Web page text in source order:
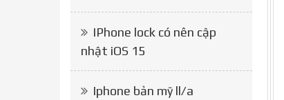
IPhone lock có nên cập
nhật iOS 15
Iphone bản mỹ ll/a